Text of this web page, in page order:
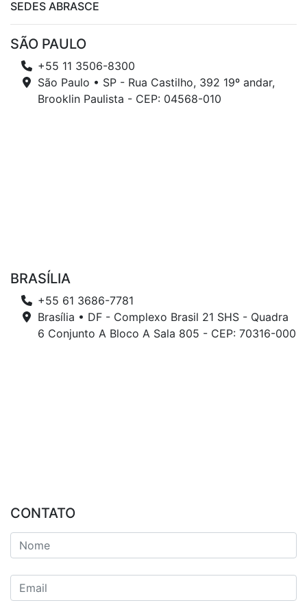
SEDES ABRASCE
SÃO PAULO
+55 11 3506-8300
São Paulo • SP - Rua Castilho, 392 19º andar,
Brooklin Paulista - CEP: 04568-010
BRASÍLIA
+55 61 3686-7781
Brasília • DF - Complexo Brasil 21 SHS - Quadra
6 Conjunto A Bloco A Sala 805 - CEP: 70316-000
CONTATO